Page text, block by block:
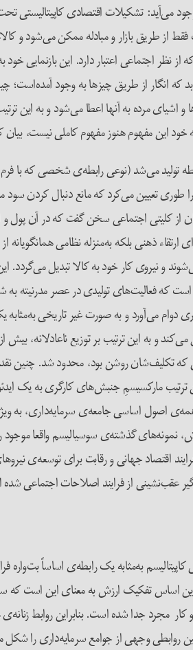
می‌آید: تشکیلات اقتصادی کاپیتالیستی
از طریق بازار و مبادله ممکن می‌شود و
از نظر اجتماعی اعتبار دارد. این
که انگار از طریق چیزها به وجود
اشیای مرده به آنها اعطا می‌شود و به این
خود این مفهوم هنوز مفهوم کاملی نیست، بیان
تولید می‌شد (نوعی رابطه‌ی شخصی که با
می‌کرد که مانع دنبال کردن سود
بتوان از کلیتی اجتماعی سخن گفت که در
ارتقاء ذهنی بلکه به‌منزله نظامی
و نیروی کار خود به کالا تبدیل می‌گردد.
که فعالیت‌های تولیدی در عصر مدرنیته
دوام می‌آورد و به صورت غیر تاریخی
و به این ترتیب بر توزیع ناعادلانه، بیش
که تکلیف‌شان روشن بود، محدود شد.
مارکسیسمِ جنبش‌های کارگری به یک
همه‌ی اصول اساسی جامعه‌ی سرمایه‌داری، به
گذشته‌ی سوسیالیسم واقعا موجود را
جهانی و رقابت برای توسعه‌ی
عقب‌نشینی از فرایند اصلاحات اجتماعی
به‌مثابه یک رابطه‌ی اساساً بت‌واره
اساس تفکیک ارزش به معنای این است که
مجرد جدا شده است. بنابراین روابط
روابطی وجهی از جوامع سرمایه‌داری را